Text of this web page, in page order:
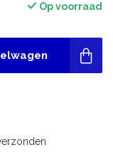
Op voorraad